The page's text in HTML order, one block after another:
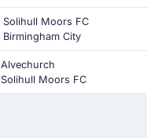
Solihull Moors FC
Birmingham City
Alvechurch
Solihull Moors FC